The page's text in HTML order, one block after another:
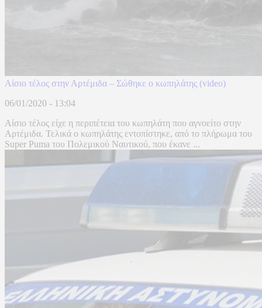
Αίσιο τέλος στην Αρτέμιδα – Σώθηκε ο κωπηλάτης (video)
06/01/2020 - 13:04
Αίσιο τέλος είχε η περιπέτεια του κωπηλάτη που αγνοείτο στην
Αρτέμιδα. Τελικά ο κωπηλάτης εντοπίστηκε, από το πλήρωμα του
Super Puma του Πολεμικού Ναυτικού, που έκανε ...